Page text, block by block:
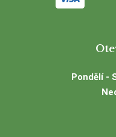
Pondělí -